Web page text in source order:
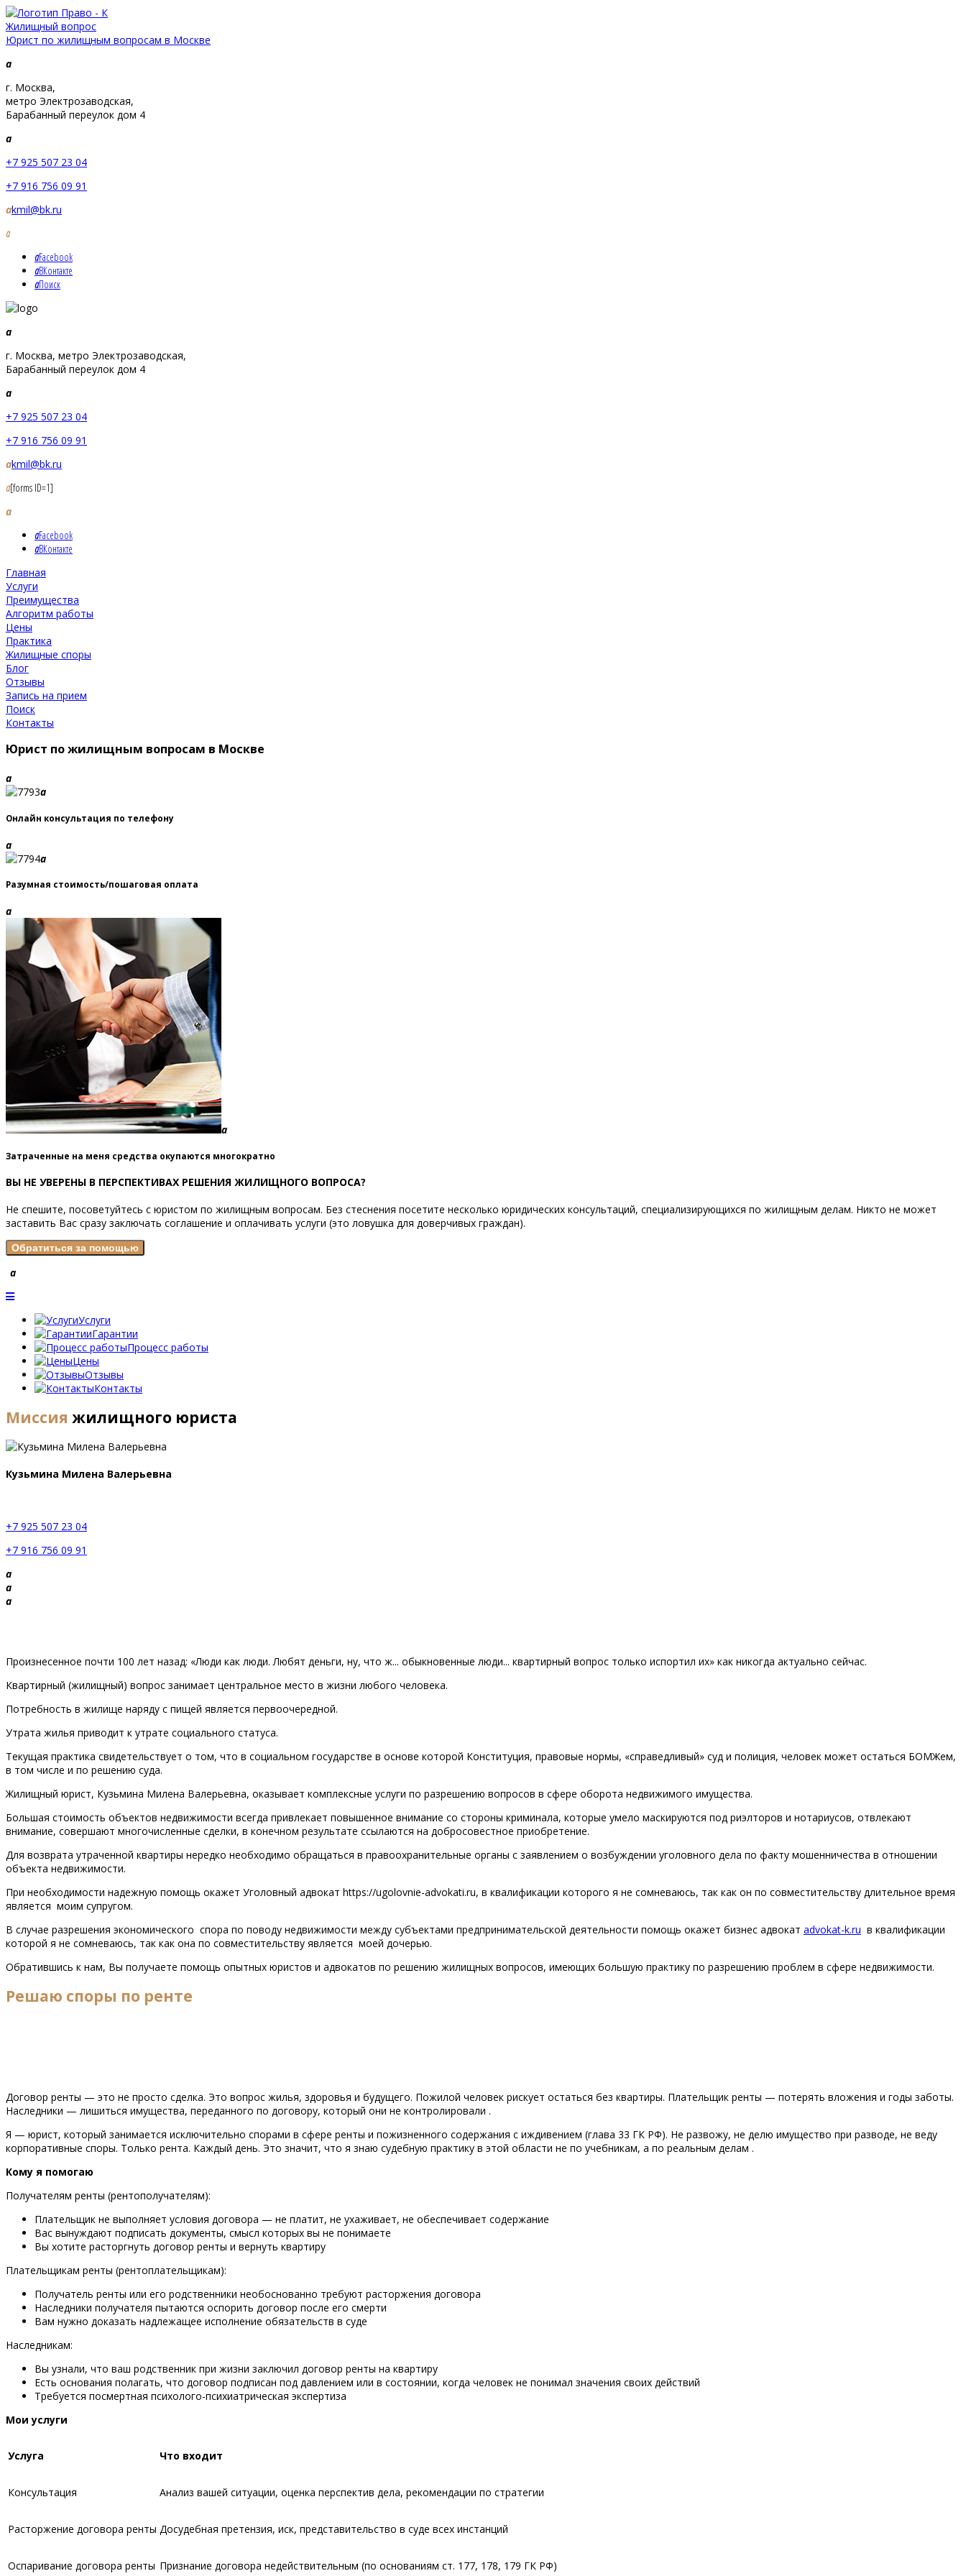
Жилищный вопрос
Юрист по жилищным вопросам в Москве
a
г. Москва,
метро Электрозаводская,
Барабанный переулок дом 4
a
+7 925 507 23 04
+7 916 756 09 91
akmil@bk.ru
a
aFacebook
aВКонтакте
aПоиск
a
г. Москва, метро Электрозаводская,
Барабанный переулок дом 4
a
+7 925 507 23 04
+7 916 756 09 91
akmil@bk.ru
a[forms ID=1]
a
aFacebook
aВКонтакте
Главная
Услуги
Преимущества
Алгоритм работы
Цены
Практика
Жилищные споры
Блог
Отзывы
Запись на прием
Поиск
Контакты
Юрист по жилищным вопросам в Москве
a
a
Онлайн консультация по телефону
a
a
Разумная стоимость/пошаговая оплата
a
a
Затраченные на меня средства окупаются многократно
ВЫ НЕ УВЕРЕНЫ В ПЕРСПЕКТИВАХ РЕШЕНИЯ ЖИЛИЩНОГО ВОПРОСА?
Не спешите, посоветуйтесь с юристом по жилищным вопросам. Без стеснения посетите несколько юридических консультаций, специализирующихся по жилищным делам. Никто не может
заставить Вас сразу заключать соглашение и оплачивать услуги (это ловушка для доверчивых граждан).
a
Услуги
Гарантии
Процесс работы
Цены
Отзывы
Контакты
Миссия жилищного юриста
Кузьмина Милена Валерьевна
+7 925 507 23 04
+7 916 756 09 91
a
a
a
Произнесенное почти 100 лет назад: «Люди как люди. Любят деньги, ну, что ж... обыкновенные люди... квартирный вопрос только испортил их» как никогда актуально сейчас.
Квартирный (жилищный) вопрос занимает центральное место в жизни любого человека.
Потребность в жилище наряду с пищей является первоочередной.
Утрата жилья приводит к утрате социального статуса.
Текущая практика свидетельствует о том, что в социальном государстве в основе которой Конституция, правовые нормы, «справедливый» суд и полиция, человек может остаться БОМЖем,
в том числе и по решению суда.
Жилищный юрист, Кузьмина Милена Валерьевна, оказывает комплексные услуги по разрешению вопросов в сфере оборота недвижимого имущества.
Большая стоимость объектов недвижимости всегда привлекает повышенное внимание со стороны криминала, которые умело маскируются под риэлторов и нотариусов, отвлекают
внимание, совершают многочисленные сделки, в конечном результате ссылаются на добросовестное приобретение.
Для возврата утраченной квартиры нередко необходимо обращаться в правоохранительные органы с заявлением о возбуждении уголовного дела по факту мошенничества в отношении
объекта недвижимости.
При необходимости надежную помощь окажет Уголовный адвокат https://ugolovnie-advokati.ru, в квалификации которого я не сомневаюсь, так как он по совместительству длительное время
является моим супругом.
В случае разрешения экономического спора по поводу недвижимости между субъектами предпринимательской деятельности помощь окажет бизнес адвокат advokat-k.ru в квалификации
которой я не сомневаюсь, так как она по совместительству является моей дочерью.
Обратившись к нам, Вы получаете помощь опытных юристов и адвокатов по решению жилищных вопросов, имеющих большую практику по разрешению проблем в сфере недвижимости.
Решаю споры по ренте
Договор ренты — это не просто сделка. Это вопрос жилья, здоровья и будущего. Пожилой человек рискует остаться без квартиры. Плательщик ренты — потерять вложения и годы заботы.
Наследники — лишиться имущества, переданного по договору, который они не контролировали .
Я — юрист, который занимается исключительно спорами в сфере ренты и пожизненного содержания с иждивением (глава 33 ГК РФ). Не развожу, не делю имущество при разводе, не веду
корпоративные споры. Только рента. Каждый день. Это значит, что я знаю судебную практику в этой области не по учебникам, а по реальным делам .
Кому я помогаю
Получателям ренты (рентополучателям):
Плательщик не выполняет условия договора — не платит, не ухаживает, не обеспечивает содержание
Вас вынуждают подписать документы, смысл которых вы не понимаете
Вы хотите расторгнуть договор ренты и вернуть квартиру
Плательщикам ренты (рентоплательщикам):
Получатель ренты или его родственники необоснованно требуют расторжения договора
Наследники получателя пытаются оспорить договор после его смерти
Вам нужно доказать надлежащее исполнение обязательств в суде
Наследникам:
Вы узнали, что ваш родственник при жизни заключил договор ренты на квартиру
Есть основания полагать, что договор подписан под давлением или в состоянии, когда человек не понимал значения своих действий
Требуется посмертная психолого-психиатрическая экспертиза
Мои услуги
Услуга Что входит
Консультация Анализ вашей ситуации, оценка перспектив дела, рекомендации по стратегии
Расторжение договора ренты Досудебная претензия, иск, представительство в суде всех инстанций
Оспаривание договора ренты Признание договора недействительным (по основаниям ст. 177, 178, 179 ГК РФ)